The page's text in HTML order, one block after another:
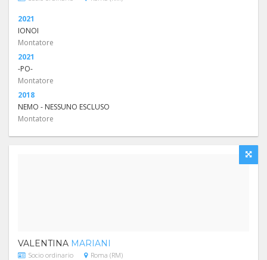
2021
IONOI
Montatore
2021
-PO-
Montatore
2018
NEMO - NESSUNO ESCLUSO
Montatore
VALENTINA MARIANI
Socio ordinario Roma (RM)